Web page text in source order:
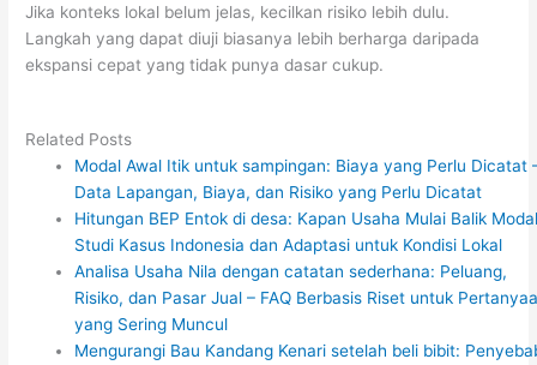
Jika konteks lokal belum jelas, kecilkan risiko lebih dulu.
Langkah yang dapat diuji biasanya lebih berharga daripada
ekspansi cepat yang tidak punya dasar cukup.
Related Posts
Modal Awal Itik untuk sampingan: Biaya yang Perlu Dicatat
Data Lapangan, Biaya, dan Risiko yang Perlu Dicatat
Hitungan BEP Entok di desa: Kapan Usaha Mulai Balik
Studi Kasus Indonesia dan Adaptasi untuk Kondisi Lokal
Analisa Usaha Nila dengan catatan sederhana: Peluang,
Risiko, dan Pasar Jual – FAQ Berbasis Riset untuk
yang Sering Muncul
Mengurangi Bau Kandang Kenari setelah beli bibit: